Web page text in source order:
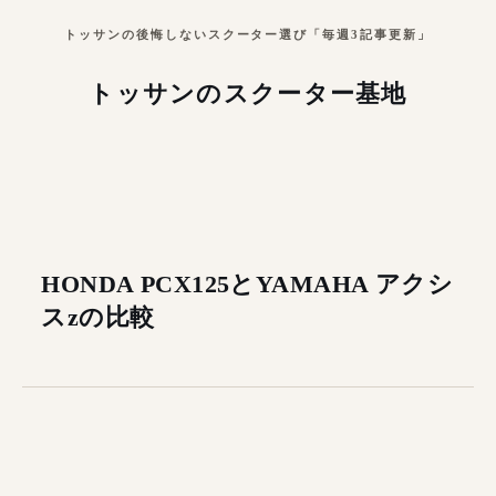
トッサンの後悔しないスクーター選び「毎週3記事更新」
トッサンのスクーター基地
HONDA PCX125とYAMAHA アクシ
スzの比較